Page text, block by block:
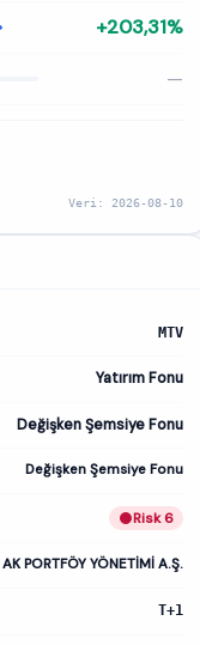
+203,31%
—
Veri: 2026-08-10
MTV
Yatırım Fonu
Değişken Şemsiye Fonu
Değişken Şemsiye Fonu
Risk 6
AK PORTFÖY YÖNETİMİ A.Ş.
T+1